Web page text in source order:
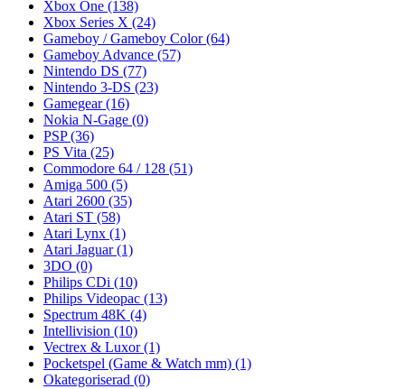
Xbox One (138)
Xbox Series X (24)
Gameboy / Gameboy Color(64)
Gameboy Advance (57)
Nintendo DS (77)
Nintendo 3-DS (23)
Gamegear(16)
Nokia N-Gage (0)
PSP(36)
PS Vita (25)
Commodore 64 / 128 (51)
Amiga 500 (5)
Atari 2600 (35)
Atari ST (58)
Atari Lynx (1)
Atari Jaguar(1)
3DO (0)
Philips CDi (10)
Philips Videopac (13)
Spectrum 48K (4)
Intellivision (10)
Vectrex & Luxor(1)
Pocketspel (Game & Watch mm) (1)
Okategoriserad (0)